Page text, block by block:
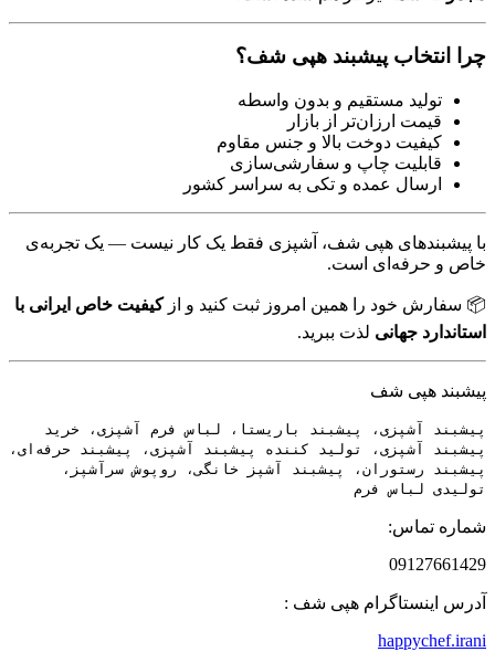
چرا انتخاب پیشبند هپی شف؟
تولید مستقیم و بدون واسطه
قیمت ارزان‌تر از بازار
کیفیت دوخت بالا و جنس مقاوم
قابلیت چاپ و سفارشی‌سازی
ارسال عمده و تکی به سراسر کشور
با پیشبندهای هپی شف، آشپزی فقط یک کار نیست — یک تجربه‌ی
خاص و حرفه‌ای است.
📦 سفارش خود را همین امروز ثبت کنید و ازکیفیت خاص ایرانی با
استاندارد جهانی لذت ببرید.
پیشبند هپی شف
پیشبند آشپزی، پیشبند باریستا، لباس فرم آشپزی، خرید
پیشبند آشپزی، تولید کننده پیشبند آشپزی، پیشبند حرفه‌ای،
پیشبند رستوران، پیشبند آشپز خانگی، روپوش سرآشپز،
تولیدی لباس فرم
شماره تماس:
09127661429
آدرس اینستاگرام هپی شف :
happychef.irani